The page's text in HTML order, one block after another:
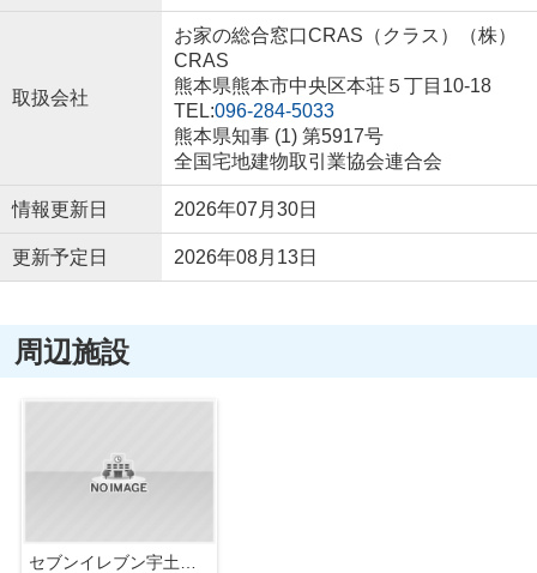
取扱会社
お家の総合窓口CRAS（クラス）（株）
CRAS
熊本県熊本市中央区本荘５丁目10-18
TEL:096-284-5033
熊本県知事 (1) 第5917号
全国宅地建物取引業協会連合会
情報更新日 2026年07月30日
更新予定日 2026年08月13日
周辺施設